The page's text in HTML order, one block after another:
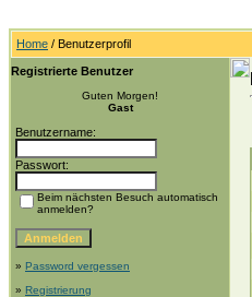
Home / Benutzerprofil
Registrierte Benutzer
Guten Morgen!
Gast
Benutzername:
Passwort:
Beim nächsten Besuch automatisch
anmelden?
» Password vergessen
» Registrierung